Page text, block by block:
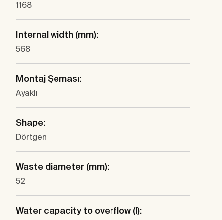
1168
Internal width (mm):
568
Montaj Şeması:
Ayaklı
Shape:
Dörtgen
Waste diameter (mm):
52
Water capacity to overflow (l):